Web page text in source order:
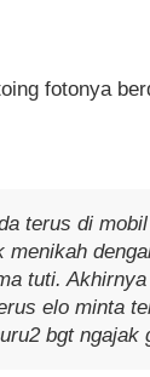
fotonya
terus di
tuti.
elo minta
bgt ngajak